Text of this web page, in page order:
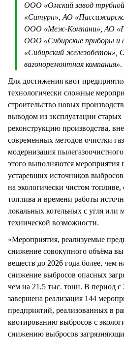
ООО «Омский завод
«Сатурн», АО
ООО «Меж-Компани», АО
ООО «Сибирские приборы
«Сибирский железобетон»,
вагоноремонтная компания».
Для достижения квот
технологически сложные
строительство новых
выводом из эксплуатации
реконструкцию производства,
современных методов очистки
модернизация
этого выполняются мероприятия
устаревших источников
на экологически чистом
топлива и времени работы
локальных котельных с угля или
технической возможности.
«Мероприятия, реализуемые
снижение совокупного объёма
веществ до 2026 года более, чем
снижение выбросов опасных
чем на 21,5 тыс. тонн. В период с
завершена реализация 144
предприятий, реализованных в
квотированию выбросов с
снижению выбросов